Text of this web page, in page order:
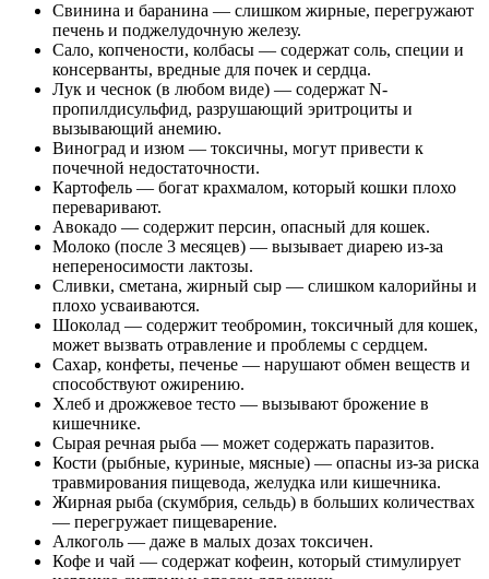
Свинина и баранина — слишком жирные, перегружают
печень и поджелудочную железу.
Сало, копчености, колбасы — содержат соль, специи и
консерванты, вредные для почек и сердца.
Лук и чеснок (в любом виде) — содержат N-
пропилдисульфид, разрушающий эритроциты и
вызывающий анемию.
Виноград и изюм — токсичны, могут привести к
почечной недостаточности.
Картофель — богат крахмалом, который кошки плохо
переваривают.
Авокадо — содержит персин, опасный для кошек.
Молоко (после 3 месяцев) — вызывает диарею из-за
непереносимости лактозы.
Сливки, сметана, жирный сыр — слишком калорийны и
плохо усваиваются.
Шоколад — содержит теобромин, токсичный для кошек,
может вызвать отравление и проблемы с сердцем.
Сахар, конфеты, печенье — нарушают обмен веществ и
способствуют ожирению.
Хлеб и дрожжевое тесто — вызывают брожение в
кишечнике.
Сырая речная рыба — может содержать паразитов.
Кости (рыбные, куриные, мясные) — опасны из-за риска
травмирования пищевода, желудка или кишечника.
Жирная рыба (скумбрия, сельдь) в больших количествах
— перегружает пищеварение.
Алкоголь — даже в малых дозах токсичен.
Кофе и чай — содержат кофеин, который стимулирует